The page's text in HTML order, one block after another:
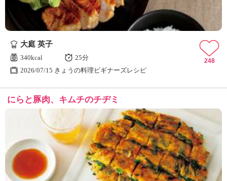
エ
デ
ョ
「
み
ん
な
の
き
ょ
う
大庭 英子
340kcal
25分
2026/07/15 きょうの料理ビギナーズレシピ
248
にらと豚肉、キムチのチヂミ